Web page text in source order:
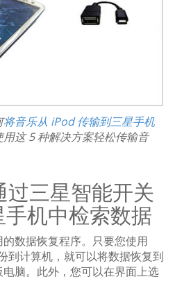
将音乐从 iPod 传输到三星手机
这 5 种解决方案轻松传输音
过三星智能开关
机中检索数据
的数据恢复程序。只要您使用
到计算机，就可以将数据恢复到
脑。此外，您可以在界面上选